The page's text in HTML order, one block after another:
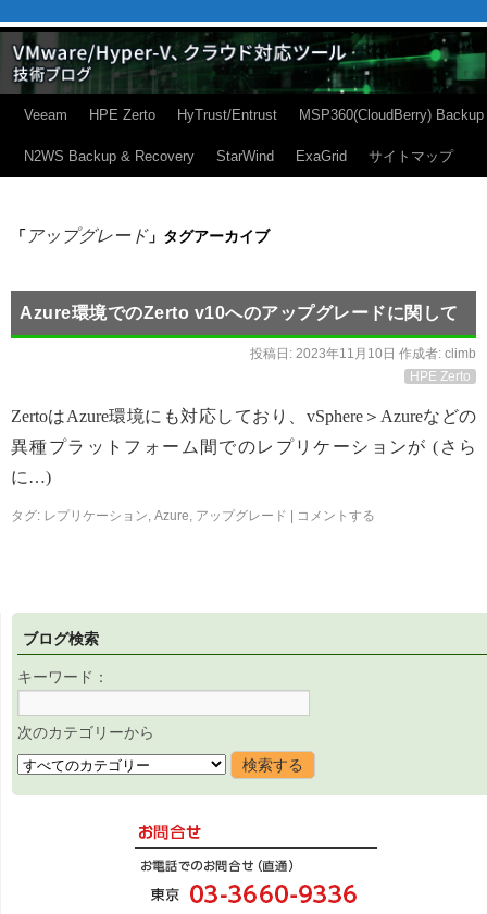
Veeam HPE Zerto HyTrust/Entrust MSP360(CloudBerry) Backup
N2WS Backup & Recovery StarWind ExaGrid サイトマップ
「 アップグレード」タグアーカイブ
Azure環境でのZerto v10へのアップグレードに関して
投稿日: 2023年11月10日 作成者: climb
HPE Zerto
ZertoはAzure環境にも対応しており、vSphere＞Azureなどの
異種プラットフォーム間でのレプリケーションが (さら
に…)
タグ: レプリケーション, Azure, アップグレード コメントする
ブログ検索
キーワード：
次のカテゴリーから